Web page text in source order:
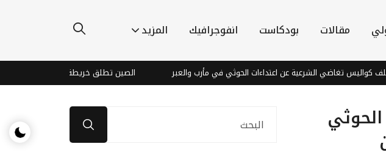
مقالات بودكاست انفوجرافيك المزيد
تغاضي الشرعية عن اعتداءات الحوثي في مأرب والعبر الصين تطلق خريطة جيولوجية قمرية فائقة